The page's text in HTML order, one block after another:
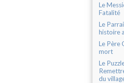
Le
Fatalité
Le
histoire
Le Père
mort
Le
du